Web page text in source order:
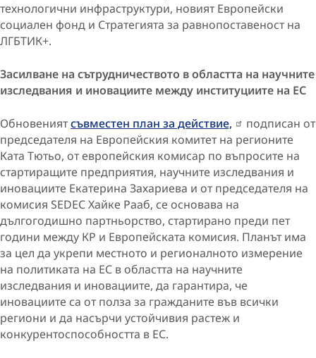
технологични инфраструктури, новият Европейски
социален фонд и Стратегията за равнопоставеност на
ЛГБТИК+.
Засилване на сътрудничеството в областта на научните
изследвания и иновациите между институциите на ЕС
Обновениятсъвместен план за действие,
подписан от
председателя на Европейския комитет на регионите
Ката Тютьо, от европейския комисар по въпросите на
стартиращите предприятия, научните изследвания и
иновациите Екатерина Захариева и от председателя на
комисия SEDEC Хайке Рааб, се основава на
дългогодишно партньорство, стартирано преди пет
години между КР и Европейската комисия. Планът има
за цел да укрепи местното и регионалното измерение
на политиката на ЕС в областта на научните
изследвания и иновациите, да гарантира, че
иновациите са от полза за гражданите във всички
региони и да насърчи устойчивия растеж и
конкурентоспособността в ЕС.